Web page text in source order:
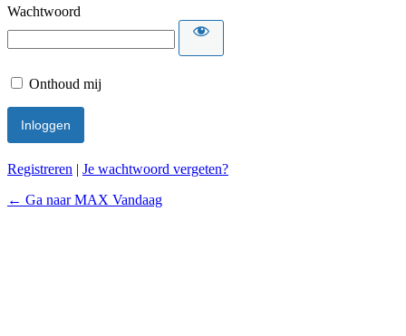
Wachtwoord
Onthoud mij
Registreren | Je wachtwoord vergeten?
← Ga naar MAX Vandaag